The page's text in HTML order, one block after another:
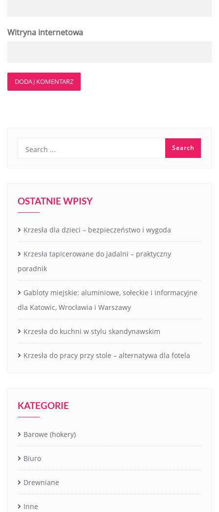
Witryna internetowa
OSTATNIE WPISY
Krzesła dla dzieci – bezpieczeństwo i wygoda
Krzesła tapicerowane do jadalni – praktyczny
poradnik
Gabloty miejskie: aluminiowe, sołeckie i informacyjne
dla Katowic, Wrocławia i Warszawy
Krzesła do kuchni w stylu skandynawskim
Krzesła do pracy przy stole – alternatywa dla fotela
KATEGORIE
Barowe (hokery)
Biuro
Drewniane
Inne